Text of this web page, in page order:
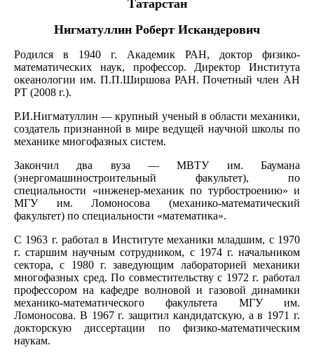
Татарстан
Нигматуллин Роберт Искандерович
Родился в 1940 г. Академик РАН, доктор физико-
математических наук, профессор. Директор Института
океанологии им. П.П.Ширшова РАН. Почетный член АН
РТ (2008 г.).
Р.И.Нигматуллин — крупный ученый в области механики,
создатель признанной в мире ведущей научной школы по
механике многофазных систем.
Закончил два вуза — МВТУ им. Баумана
(энергомашиностроительный факультет), по
специальности «инженер-механик по турбостроению» и
МГУ им. Ломоносова (механико-математический
факультет) по специальности «математика».
С 1963 г. работал в Институте механики младшим, с 1970
г. старшим научным сотрудником, с 1974 г. начальником
сектора, с 1980 г. заведующим лабораторией механики
многофазных сред. По совместительству с 1972 г. работал
профессором на кафедре волновой и газовой динамики
механико-математического факультета МГУ им.
Ломоносова. В 1967 г. защитил канди­датскую, а в 1971 г.
докторскую диссертации по физико-математическим
наукам.